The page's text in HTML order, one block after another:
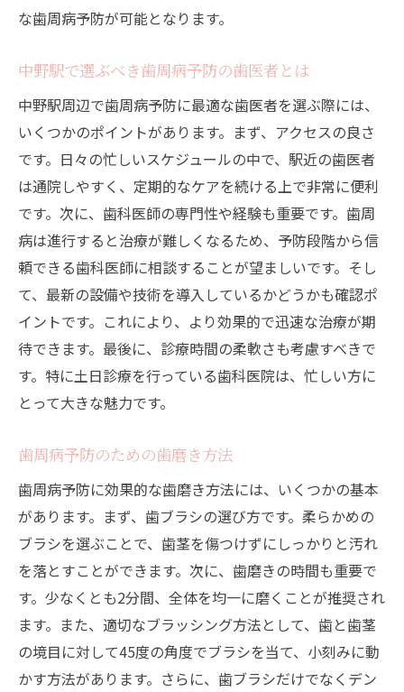
歯周病予防に最適な中野駅の歯医者を活用しよ
中野駅周辺の歯医者が提供する予防プログ
ラム
歯周病予防に役立つ情報収集方法
歯周病の早期発見と治療計画
予防歯科の重要性とその利用法
歯医者で学ぶ効果的な歯周病対策
中野駅近くの歯医者での定期ケアが健康維持に
繋がる理由
定期ケアと歯周病予防の関係性
歯医者でのプロフェッショナルクリーニン
グの効果
中野駅のアクセス便利な歯医者が提供する
歯の健康を守るための定期検診の流れ
歯周病リスクを減らす定期訪問の必要性
健康な歯を維持するためのプロのアドバイ
ス
駅チカの歯医者で始める中野駅での歯周病予防
の新常識
中野駅周辺の歯医者が共有する予防知識
な歯周病予防が可能となります。
中野駅で選ぶべき歯周病予防の歯医者とは
中野駅周辺で歯周病予防に最適な歯医者を選ぶ際には、
いくつかのポイントがあります。まず、アクセスの良さ
です。日々の忙しいスケジュールの中で、駅近の歯医者
は通院しやすく、定期的なケアを続ける上で非常に便利
です。次に、歯科医師の専門性や経験も重要です。歯周
病は進行すると治療が難しくなるため、予防段階から信
頼できる歯科医師に相談することが望ましいです。そし
て、最新の設備や技術を導入しているかどうかも確認ポ
イントです。これにより、より効果的で迅速な治療が期
待できます。最後に、診療時間の柔軟さも考慮すべきで
す。特に土日診療を行っている歯科医院は、忙しい方に
とって大きな魅力です。
歯周病予防のための歯磨き方法
歯周病予防に効果的な歯磨き方法には、いくつかの基本
があります。まず、歯ブラシの選び方です。柔らかめの
ブラシを選ぶことで、歯茎を傷つけずにしっかりと汚れ
を落とすことができます。次に、歯磨きの時間も重要で
す。少なくとも2分間、全体を均一に磨くことが推奨され
ます。また、適切なブラッシング方法として、歯と歯茎
の境目に対して45度の角度でブラシを当て、小刻みに動
かす方法があります。さらに、歯ブラシだけでなくデン